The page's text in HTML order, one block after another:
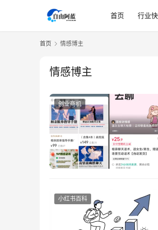
首页 行业
首页 情感博主
情感博主
创业商机
小红书百科